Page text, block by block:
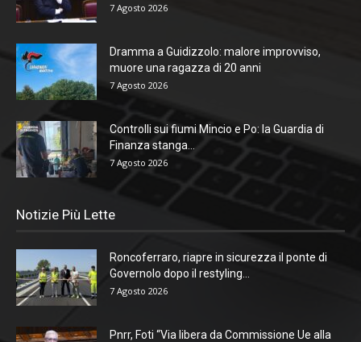
7 Agosto 2026
Dramma a Guidizzolo: malore improvviso,
muore una ragazza di 20 anni
7 Agosto 2026
Controlli sui fiumi Mincio e Po: la Guardia di
Finanza stanga...
7 Agosto 2026
Notizie Più Lette
Roncoferraro, riapre in sicurezza il ponte di
Governolo dopo il restyling...
7 Agosto 2026
Pnrr, Foti “Via libera da Commissione Ue alla